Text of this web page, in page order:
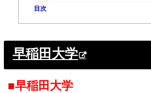
目次
早稲田大学
■早稲田大学